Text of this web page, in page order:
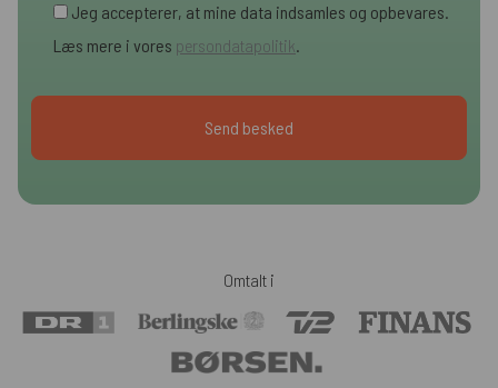
Jeg accepterer, at mine data indsamles og opbevares.
Læs mere i vores persondatapolitik.
Omtalt i